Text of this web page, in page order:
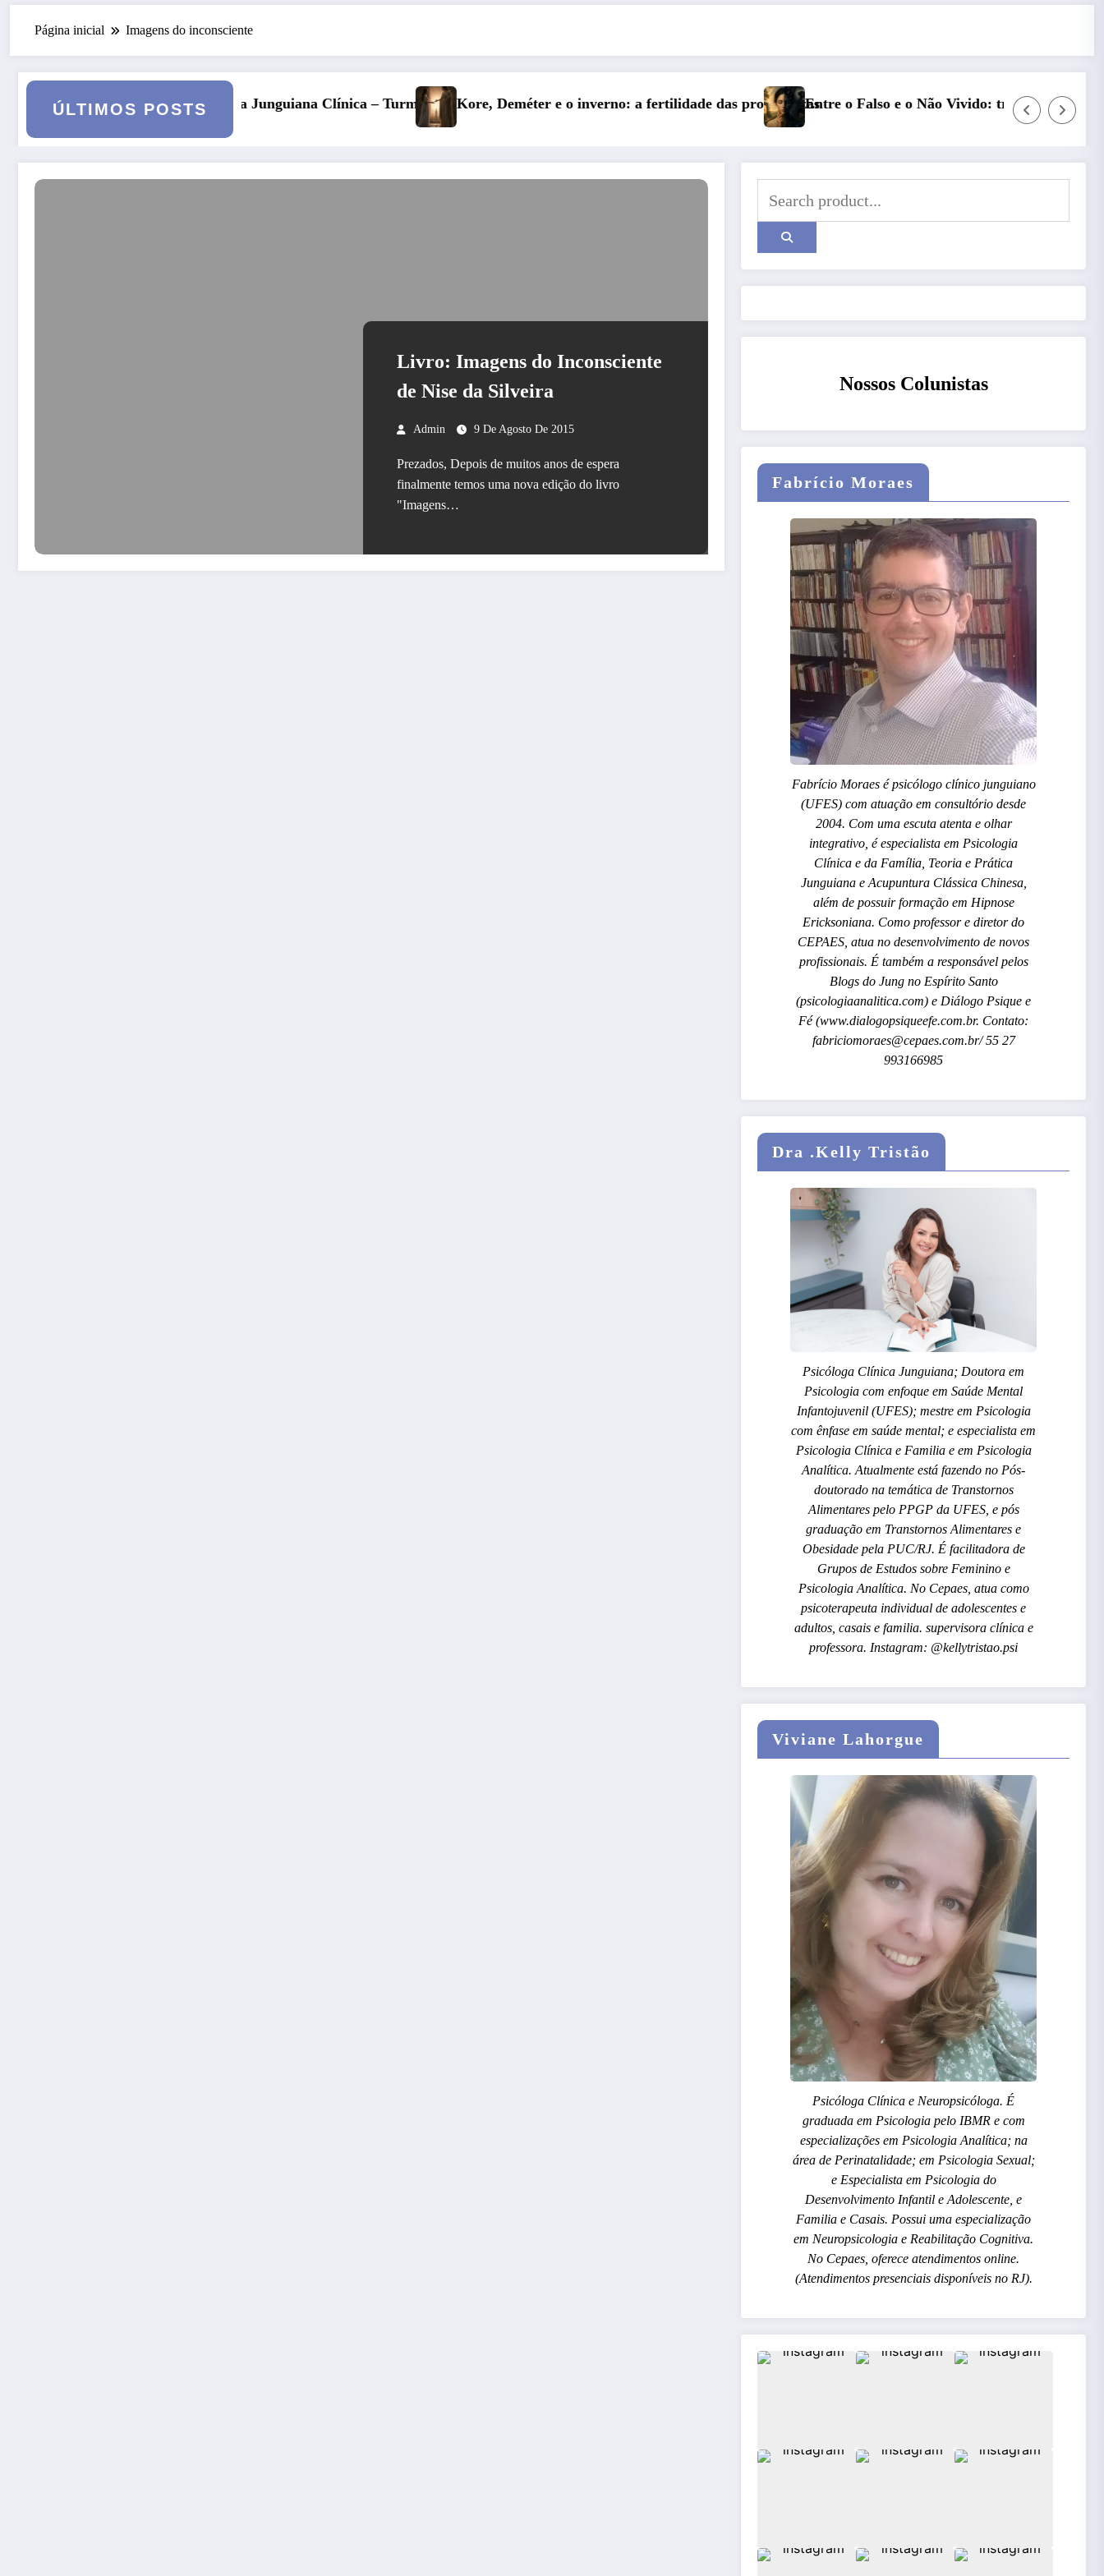
Página inicial Imagens do inconsciente
ÚLTIMOS POSTS
Junguiana Clínica – Turma 6 Kore, Deméter e o inverno: a fertilidade das profundezasEntre o Falso e o Não Vivido: trauma, simbolização e cisão do self na
Série Narciso:
Livro: Imagens do Inconsciente
de Nise da Silveira
Admin 9 De Agosto De 2015
Prezados, Depois de muitos anos de espera
finalmente temos uma nova edição do livro
"Imagens…
Nossos Colunistas
Fabrício Moraes
Fabrício Moraes é psicólogo clínico junguiano
(UFES) com atuação em consultório desde
2004. Com uma escuta atenta e olhar
integrativo, é especialista em Psicologia
Clínica e da Família, Teoria e Prática
Junguiana e Acupuntura Clássica Chinesa,
além de possuir formação em Hipnose
Ericksoniana. Como professor e diretor do
CEPAES, atua no desenvolvimento de novos
profissionais. É também a responsável pelos
Blogs do Jung no Espírito Santo
(psicologiaanalitica.com) e Diálogo Psique e
Fé (www.dialogopsiqueefe.com.br. Contato:
fabriciomoraes@cepaes.com.br/ 55 27
993166985
Dra .Kelly Tristão
Psicóloga Clínica Junguiana; Doutora em
Psicologia com enfoque em Saúde Mental
Infantojuvenil (UFES); mestre em Psicologia
com ênfase em saúde mental; e especialista em
Psicologia Clínica e Familia e em Psicologia
Analítica. Atualmente está fazendo no Pós-
doutorado na temática de Transtornos
Alimentares pelo PPGP da UFES, e pós
graduação em Transtornos Alimentares e
Obesidade pela PUC/RJ. É facilitadora de
Grupos de Estudos sobre Feminino e
Psicologia Analítica. No Cepaes, atua como
psicoterapeuta individual de adolescentes e
adultos, casais e familia. supervisora clínica e
professora. Instagram: @kellytristao.psi
Viviane Lahorgue
Psicóloga Clínica e Neuropsicóloga. É
graduada em Psicologia pelo IBMR e com
especializações em Psicologia Analítica; na
área de Perinatalidade; em Psicologia Sexual;
e Especialista em Psicologia do
Desenvolvimento Infantil e Adolescente, e
Familia e Casais. Possui uma especialização
em Neuropsicologia e Reabilitação Cognitiva.
No Cepaes, oferece atendimentos online.
(Atendimentos presenciais disponíveis no RJ).